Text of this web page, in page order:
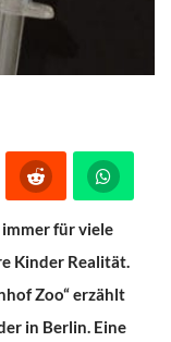
immer für viele
Kinder Realität.
Zoo“ erzählt
in Berlin. Eine